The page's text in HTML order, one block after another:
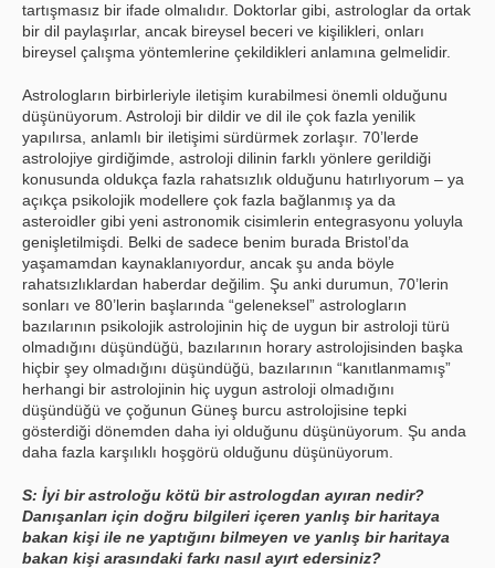
tartışmasız bir ifade olmalıdır. Doktorlar gibi, astrologlar da ortak
bir dil paylaşırlar, ancak bireysel beceri ve kişilikleri, onları
bireysel çalışma yöntemlerine çekildikleri anlamına gelmelidir.
Astrologların birbirleriyle iletişim kurabilmesi önemli olduğunu
düşünüyorum. Astroloji bir dildir ve dil ile çok fazla yenilik
yapılırsa, anlamlı bir iletişimi sürdürmek zorlaşır. 70’lerde
astrolojiye girdiğimde, astroloji dilinin farklı yönlere gerildiği
konusunda oldukça fazla rahatsızlık olduğunu hatırlıyorum – ya
açıkça psikolojik modellere çok fazla bağlanmış ya da
asteroidler gibi yeni astronomik cisimlerin entegrasyonu yoluyla
genişletilmişdi. Belki de sadece benim burada Bristol’da
yaşamamdan kaynaklanıyordur, ancak şu anda böyle
rahatsızlıklardan haberdar değilim. Şu anki durumun, 70’lerin
sonları ve 80’lerin başlarında “geleneksel” astrologların
bazılarının psikolojik astrolojinin hiç de uygun bir astroloji türü
olmadığını düşündüğü, bazılarının horary astrolojisinden başka
hiçbir şey olmadığını düşündüğü, bazılarının “kanıtlanmamış”
herhangi bir astrolojinin hiç uygun astroloji olmadığını
düşündüğü ve çoğunun Güneş burcu astrolojisine tepki
gösterdiği dönemden daha iyi olduğunu düşünüyorum. Şu anda
daha fazla karşılıklı hoşgörü olduğunu düşünüyorum.
S: İyi bir astroloğu kötü bir astrologdan ayıran nedir?
Danışanları için doğru bilgileri içeren yanlış bir haritaya
bakan kişi ile ne yaptığını bilmeyen ve yanlış bir haritaya
bakan kişi arasındaki farkı nasıl ayırt edersiniz?